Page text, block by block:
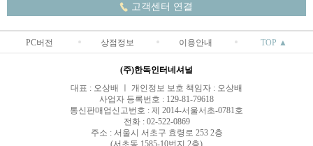
고객센터 연결
PC버전 상점정보 이용안내 TOP ▲
(주)한독인터네셔널
대표 : 오상배 ㅣ 개인정보 보호 책임자 : 오상배
사업자 등록번호 : 129-81-79618
통신판매업신고번호 : 제 2014-서울서초-0781호
전화 : 02-522-0869
주소 : 서울시 서초구 효령로 253 2층
(서초동 1585-10번지 2층)